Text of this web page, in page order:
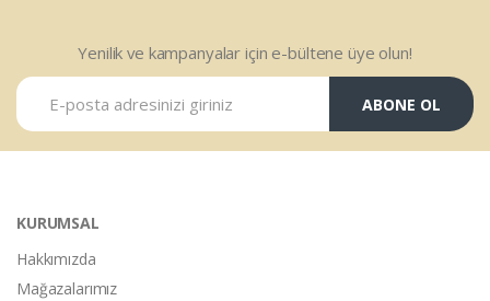
Yenilik ve kampanyalar için e-bültene üye olun!
ABONE OL
KURUMSAL
Hakkımızda
Mağazalarımız